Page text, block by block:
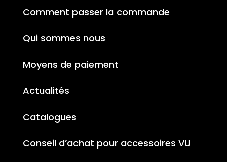
Comment passer la commande
Qui sommes nous
Moyens de paiement
Actualités
Catalogues
Conseil d’achat pour accessoires VU